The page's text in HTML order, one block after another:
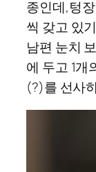
종인데,텅
씩 갖고 있
남편 눈치
에 두고 1개
(?)를 선사